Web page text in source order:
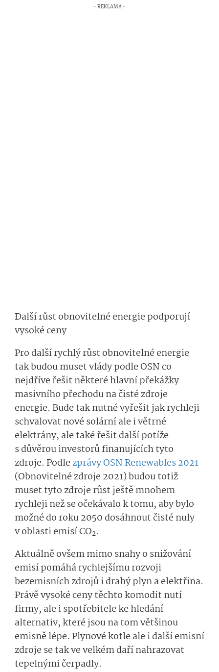
Další růst obnovitelné energie podporují
vysoké ceny
Pro další rychlý růst obnovitelné energie
tak budou muset vlády podle OSN co
nejdříve řešit některé hlavní překážky
masivního přechodu na čisté zdroje
energie. Bude tak nutné vyřešit jak rychleji
schvalovat nové solární ale i větrné
elektrány, ale také řešit další potíže
s důvěrou investorů finanujících tyto
zdroje. Podlezprávy OSN Renewables 2021
(Obnovitelné zdroje 2021) budou totiž
muset tyto zdroje růst ještě mnohem
rychleji než se očekávalo k tomu, aby bylo
možné do roku 2050 dosáhnout čisté nuly
v oblasti emisí CO2.
Aktuálně ovšem mimo snahy o snižování
emisí pomáhá rychlejšímu rozvoji
bezemisních zdrojů i drahý plyn a elektřina.
Právě vysoké ceny těchto komodit nutí
firmy, ale i spotřebitele ke hledání
alternativ, které jsou na tom většinou
emisně lépe. Plynové kotle ale i další emisní
zdroje se tak ve velkém daří nahrazovat
tepelnými čerpadly.